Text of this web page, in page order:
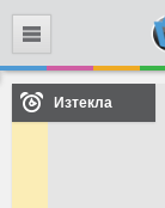
Изтекла